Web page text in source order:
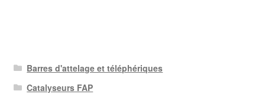
Barres d'attelage et téléphériques
Catalyseurs FAP